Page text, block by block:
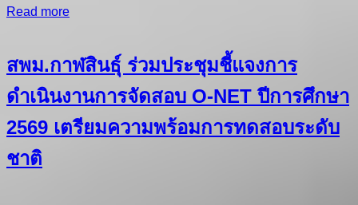
Read more
สพม.กาฬสินธุ์ ร่วมประชุมชี้แจงการ
ดำเนินงานการจัดสอบ O-NET ปีการศึกษา
2569 เตรียมความพร้อมการทดสอบระดับ
ชาติ